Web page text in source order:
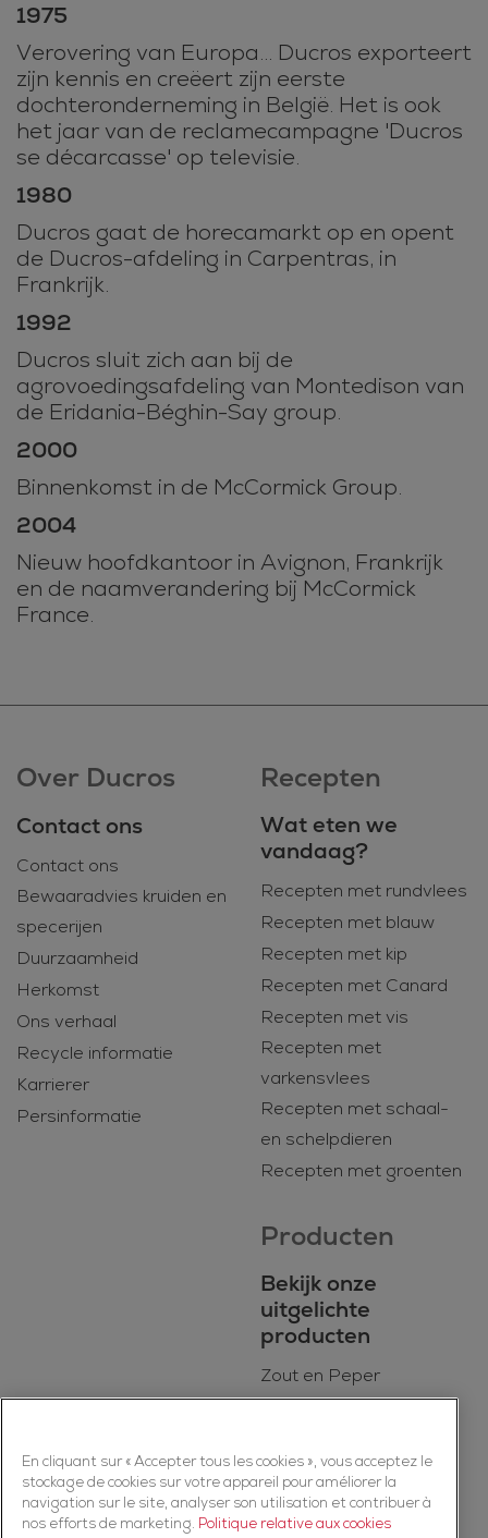
1975
Verovering van Europa... Ducros exporteert
zijn kennis en creëert zijn eerste
dochteronderneming in België. Het is ook
het jaar van de reclamecampagne 'Ducros
se décarcasse' op televisie.
1980
Ducros gaat de horecamarkt op en opent
de Ducros-afdeling in Carpentras, in
Frankrijk.
1992
Ducros sluit zich aan bij de
agrovoedingsafdeling van Montedison van
de Eridania-Béghin-Say group.
2000
Binnenkomst in de McCormick Group.
2004
Nieuw hoofdkantoor in Avignon, Frankrijk
en de naamverandering bij McCormick
France.
Over Ducros
Contact ons
Contact ons
Bewaaradvies kruiden en
specerijen
Duurzaamheid
Herkomst
Ons verhaal
Recycle informatie
Karrierer
Persinformatie
Recepten
Wat eten we
vandaag?
Recepten met rundvlees
Recepten met blauw
Recepten met kip
Recepten met Canard
Recepten met vis
Recepten met
varkensvlees
Recepten met schaal-
en schelpdieren
Recepten met groenten
Producten
Bekijk onze
uitgelichte
producten
Zout en Peper
Kruiden
Specerijen
Kruidenmixen
En cliquant sur « Accepter tous les cookies », vous acceptez le
stockage de cookies sur votre appareil pour améliorer la
navigation sur le site, analyser son utilisation et contribuer à
nos efforts de marketing. Politique relative aux cookies